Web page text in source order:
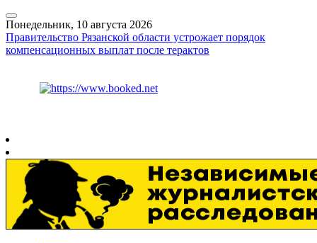
Понедельник, 10 августа 2026
Правительство Рязанской области устрожает порядок
компенсационных выплат после терактов